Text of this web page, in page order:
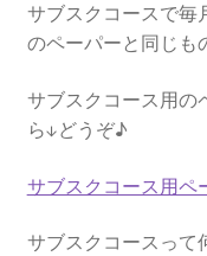
サブスクコースで毎
のペーパーと同じも
サブスクコース用の
ら↓どうぞ♪
サブスクコース用ペ
サブスクコースって